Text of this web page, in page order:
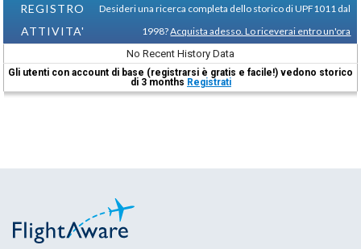
REGISTRO
ATTIVITA'
Desideri una ricerca completa dello storico di UPF1011 dal
1998?Acquista adesso. Lo riceverai entro un'ora
No Recent History Data
Gli utenti con account di base (registrarsi è gratis e facile!) vedono storico
di 3 months Registrati